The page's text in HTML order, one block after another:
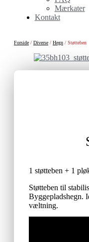
Mærkater
Kontakt
Forside / Diverse / Hegn / Støtteben
1 støtteben + 1
Støtteben til
Byggepladshegn.
væltning.